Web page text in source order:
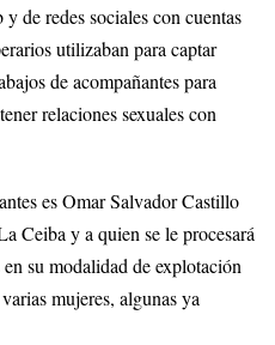
de redes sociales con cuentas
utilizaban para captar
de acompañantes para
relaciones sexuales con
es Omar Salvador Castillo
Ceiba y a quien se le procesará
su modalidad de explotación
mujeres, algunas ya